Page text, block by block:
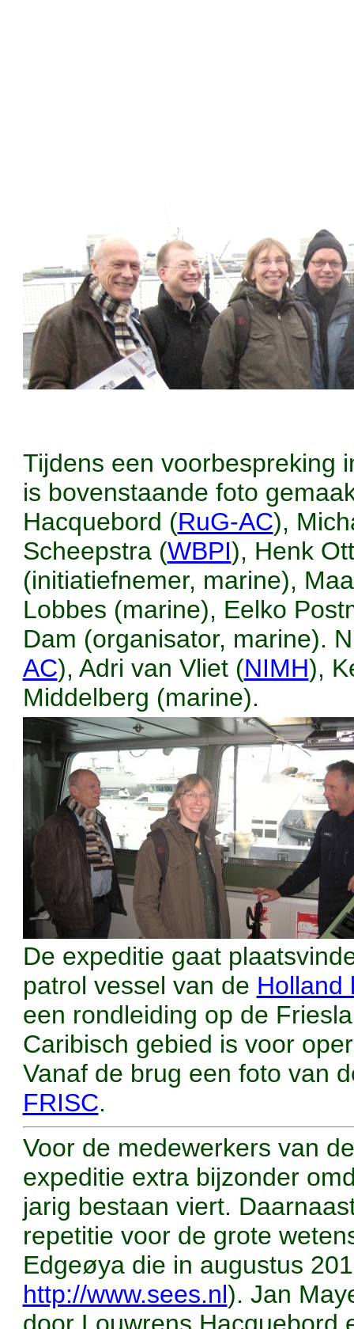
Tijdens een voorbespreking
is bovenstaande foto
Hacquebord (RuG-AC),
Scheepstra (WBPI), Henk
(initiatiefnemer, marine),
Lobbes (marine), Eelko
Dam (organisator, marine).
AC), Adri van Vliet (NIMH),
Middelberg (marine).
De expeditie gaat
patrol vessel van de Holland
een rondleiding op de
Caribisch gebied is voor
Vanaf de brug een foto van
FRISC.
Voor de medewerkers van
expeditie extra bijzonder
jarig bestaan viert.
repetitie voor de grote
Edgeøya die in augustus
http://www.sees.nl). Jan